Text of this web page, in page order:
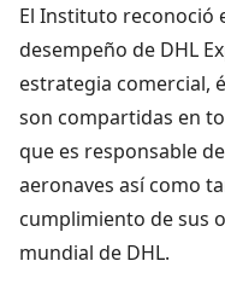
El Instituto reconoció
desempeño de DHL
estrategia comercial,
son compartidas en
que es responsable
aeronaves así como
cumplimiento de sus
mundial de DHL.